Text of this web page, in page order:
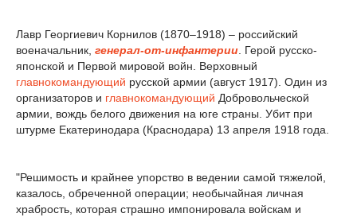
Лавр Георгиевич Корнилов (1870–1918) – российский
военачальник, генерал-от-инфантерии. Герой русско-
японской и Первой мировой войн. Верховный
главнокомандующий русской армии (август 1917). Один из
организаторов и главнокомандующий Добровольческой
армии, вождь белого движения на юге страны. Убит при
штурме Екатеринодара (Краснодара) 13 апреля 1918 года.
"Решимость и крайнее упорство в ведении самой тяжелой,
казалось, обреченной операции; необычайная личная
храбрость, которая страшно импонировала войскам и